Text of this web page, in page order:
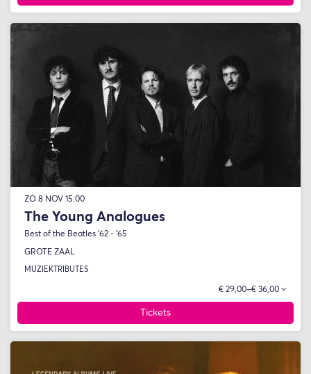
The Young Analogues
Best of the Beatles '62 - '65
ZO 8 NOV 15:00
GROTE ZAAL
MUZIEK TRIBUTES
€ 29,00–€ 36,00
Tickets